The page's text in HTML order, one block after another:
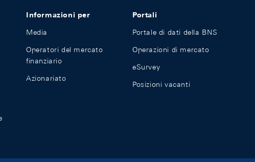
Informazioni per
Media
Operatori del mercato
finanziario
Azionariato
Portali
Portale di dati della BNS
Operazioni di mercato
eSurvey
Posizioni vacanti